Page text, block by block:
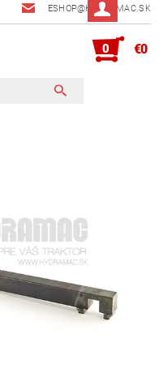
ESHOP@HYDRAMAC.SK
0 €0